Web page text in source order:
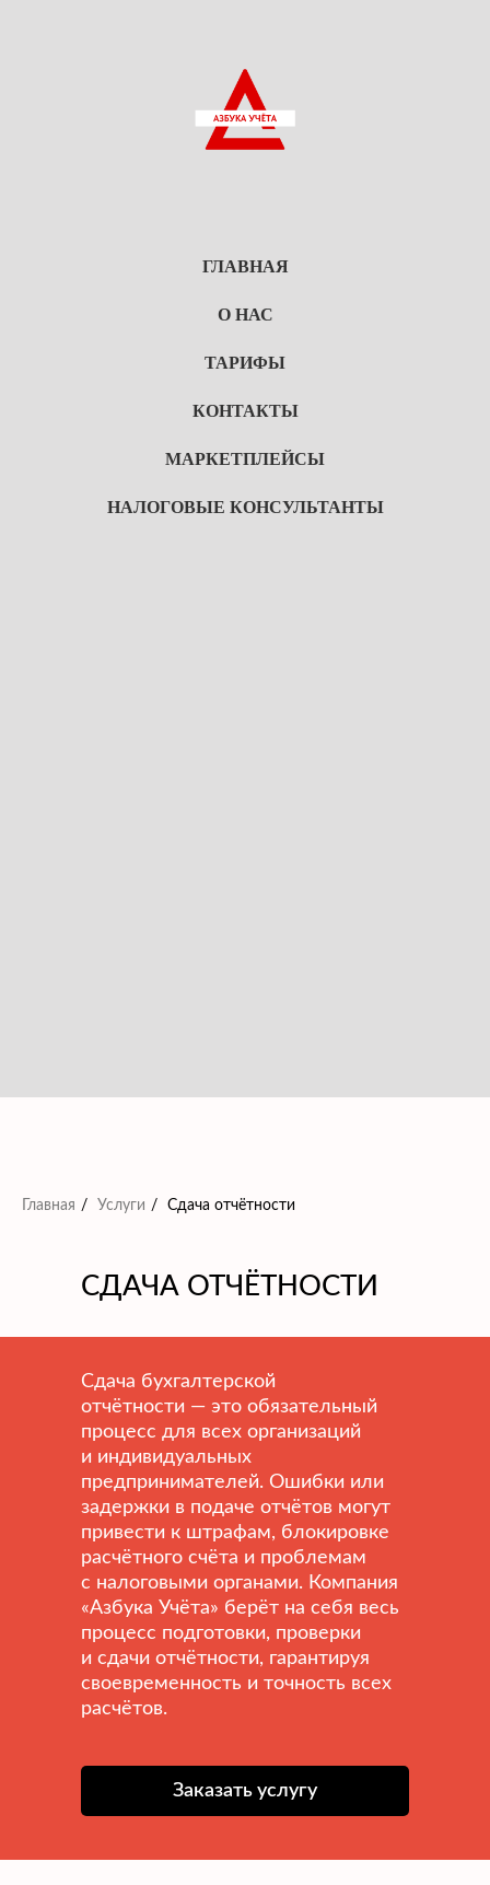
ГЛАВНАЯ
О НАС
ТАРИФЫ
КОНТАКТЫ
МАРКЕТПЛЕЙСЫ
НАЛОГОВЫЕ КОНСУЛЬТАНТЫ
Главная / Услуги / Сдача отчётности
СДАЧА ОТЧЁТНОСТИ
Сдача бухгалтерской
отчётности — это обязательный
процесс для всех организаций
и индивидуальных
предпринимателей. Ошибки или
задержки в подаче отчётов могут
привести к штрафам, блокировке
расчётного счёта и проблемам
с налоговыми органами. Компания
«Азбука Учёта» берёт на себя весь
процесс подготовки, проверки
и сдачи отчётности, гарантируя
своевременность и точность всех
расчётов.
Заказать услугу